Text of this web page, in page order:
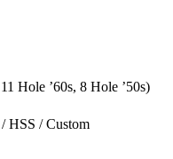
Hole ’60s, 8 Hole ’50s)
HSS / Custom